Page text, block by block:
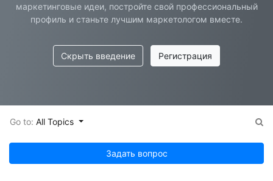
маркетинговые идеи, постройте свой профессиональный
профиль и станьте лучшим маркетологом вместе.
Скрыть введение Регистрация
Go to: All Topics
Задать вопрос